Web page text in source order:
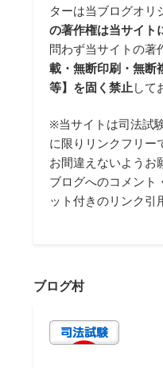
ターは当ブログオリ
の著作権は当サイト
問わず当サイトの著
載・無断印刷・無断
等】を固く禁止 して
※当サイトは司法試
に限りリンクフリー
お間違えないようお
ブログへのコメント
ット付きのリンク引
ブログ村